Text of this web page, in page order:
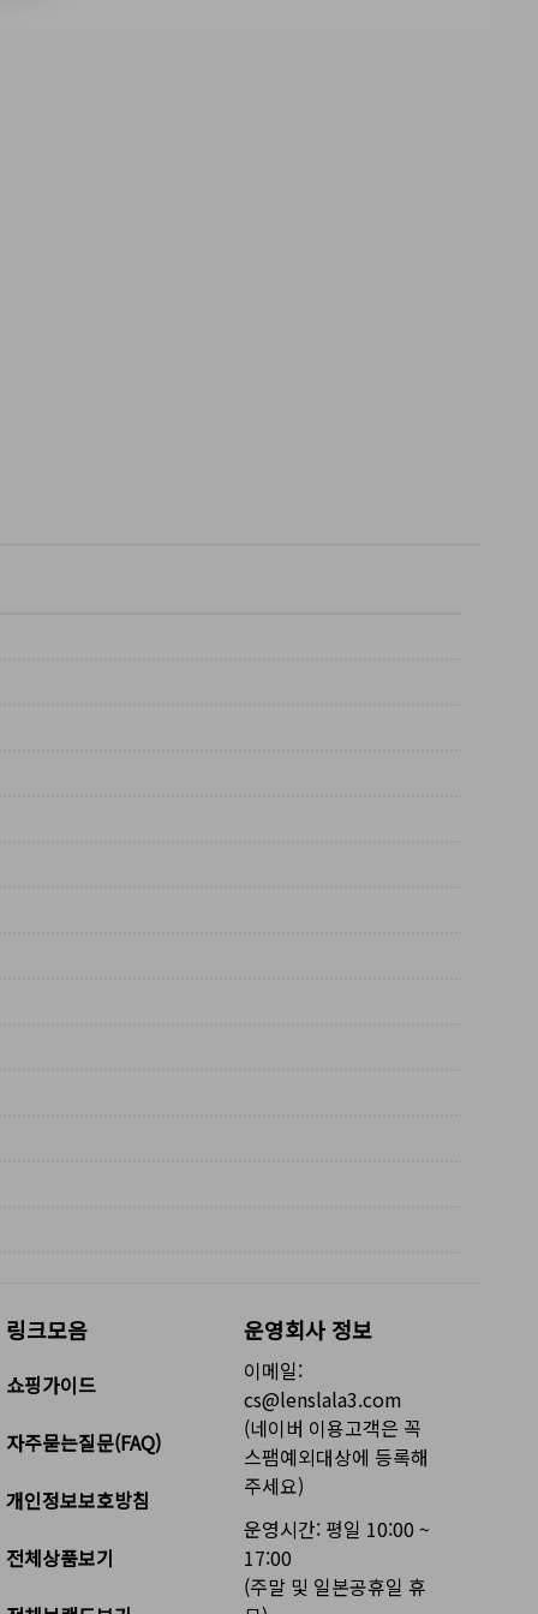
링크모음
쇼핑가이드
자주묻는질문(FAQ)
개인정보보호방침
전체상품보기
운영회사 정보
이메일:
cs@lenslala3.com
(네이버 이용고객은 꼭
스팸예외대상에 등록해
주세요)
운영시간: 평일 10:00 ~
17:00
(주말 및 일본공휴일 휴